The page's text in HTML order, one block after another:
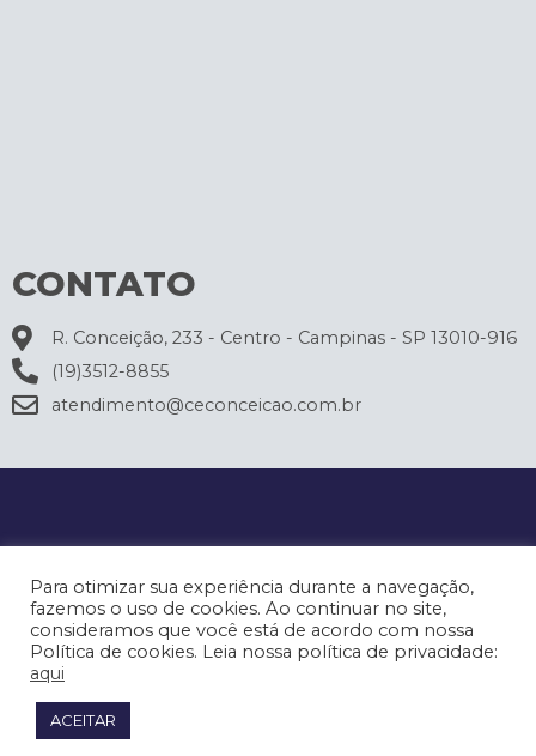
CONTATO
R. Conceição, 233 - Centro - Campinas - SP 13010-916
(19)3512-8855
atendimento@ceconceicao.com.br
Para otimizar sua experiência durante a navegação,
fazemos o uso de cookies. Ao continuar no site,
consideramos que você está de acordo com nossa
Política de cookies. Leia nossa política de privacidade:
aqui
ACEITAR